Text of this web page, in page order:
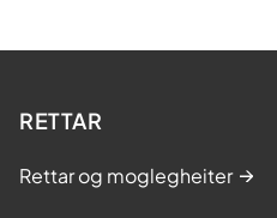
RETTAR
Rettar og moglegheiter